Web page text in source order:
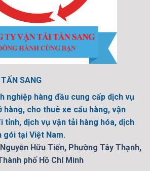
SANG
nghiệp hàng đầu cung cấp dịch vụ
hàng, cho thuê xe cẩu hàng, vận
tỉnh, dịch vụ vận tải hàng hóa, dịch
gói tại Việt Nam.
Hữu Tiến, Phường Tây Thạnh,
phố Hồ Chí Minh